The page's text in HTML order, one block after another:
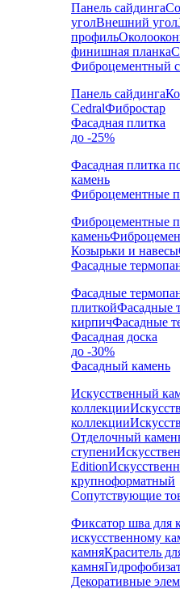
Панель сайдинга
уголВнешний угол
профиль
финишная планка
Фиброцементный
Панель сайдинга
CedralФибростар
Фасадная плитка
до -25%
Фасадная плитка
камень
Фиброцементные
Фиброцементные
камень
Козырьки и навесы
Фасадные
Фасадные
плиткойФасадные
кирпичФасадные
Фасадная доска
до -30%
Фасадный камень
Искусственный
коллекции
коллекции
Отделочный
ступени
Edition
крупноформатный
Сопутствующие
Фиксатор шва для
искусственному
камняКраситель
камня
Декоративные